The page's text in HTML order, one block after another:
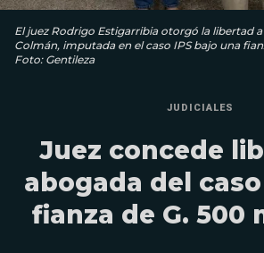
El juez Rodrigo Estigarribia otorgó la libertad
Colmán, imputada en el caso IPS bajo una
Foto: Gentileza
JUDICIALES
Juez concede
abogada del
fianza de G. 500